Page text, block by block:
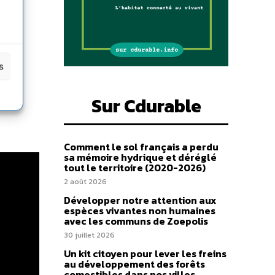
Sur Cdurable
Comment le sol français a perdu
sa mémoire hydrique et déréglé
tout le territoire (2020-2026)
2 août 2026
Développer notre attention aux
espèces vivantes non humaines
avec les communs de Zoepolis
30 juillet 2026
Un kit citoyen pour lever les freins
au développement des forêts